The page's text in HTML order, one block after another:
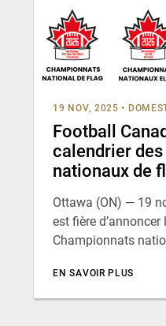
19 NOV, 2025 •
Football
calendrier
nationaux de
Ottawa (ON) — 19
est fière
Championnats
EN SAVOIR PLUS